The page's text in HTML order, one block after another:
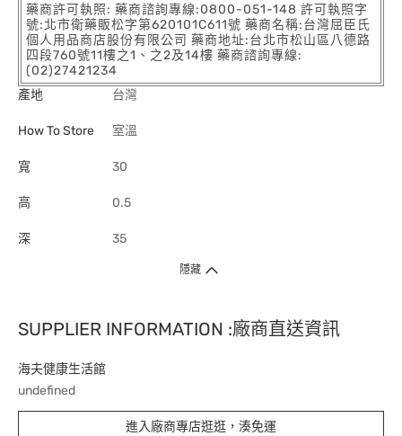
藥商許可執照: 藥商諮詢專線:0800-051-148 許可執照字
號:北市衛藥販松字第620101C611號 藥商名稱:台灣屈臣氏
個人用品商店股份有限公司 藥商地址:台北市松山區八德路
四段760號11樓之1、之2及14樓 藥商諮詢專線:
(02)27421234
產地
台灣
How To Store 室溫
寬 30
高 0.5
深 35
隱藏
SUPPLIER INFORMATION :廠商直送資訊
海夫健康生活館
undefined
進入廠商專店逛逛，湊免運